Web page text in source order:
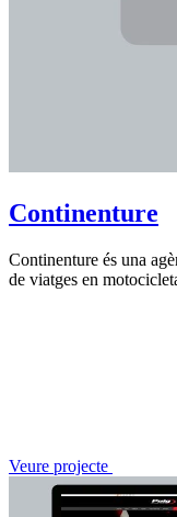
Continenture
Continenture és una
de viatges en
Veure projecte